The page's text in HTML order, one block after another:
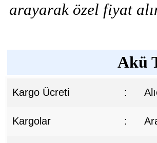
arayarak özel fiyat
Akü
Kargo Ücreti :
Kargolar :